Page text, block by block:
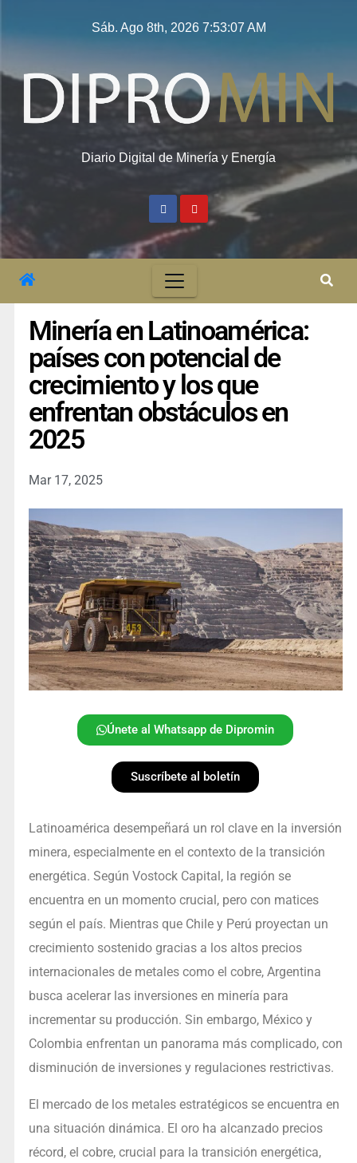
Sáb. Ago 8th, 2026 7:53:07 AM
Diario Digital de Minería y Energía
Minería en Latinoamérica:
países con potencial de
crecimiento y los que
enfrentan obstáculos en
2025
Mar 17, 2025
Únete al Whatsapp de Dipromin
Suscríbete al boletín
Latinoamérica desempeñará un rol clave en la inversión
minera, especialmente en el contexto de la transición
energética. Según Vostock Capital, la región se
encuentra en un momento crucial, pero con matices
según el país. Mientras que Chile y Perú proyectan un
crecimiento sostenido gracias a los altos precios
internacionales de metales como el cobre, Argentina
busca acelerar las inversiones en minería para
incrementar su producción. Sin embargo, México y
Colombia enfrentan un panorama más complicado, con
disminución de inversiones y regulaciones restrictivas.
El mercado de los metales estratégicos se encuentra en
una situación dinámica. El oro ha alcanzado precios
récord, el cobre, crucial para la transición energética,